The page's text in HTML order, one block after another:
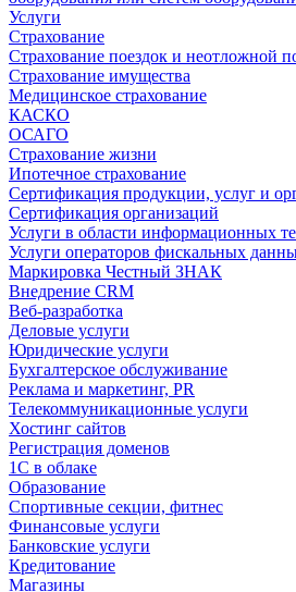
Услуги
Страхование
Страхование поездок и неотложной
Страхование имущества
Медицинское страхование
КАСКО
ОСАГО
Страхование жизни
Ипотечное страхование
Сертификация продукции, услуг и
Сертификация организаций
Услуги в области информационных
Услуги операторов фискальных
Маркировка Честный ЗНАК
Внедрение CRM
Веб-разработка
Деловые услуги
Юридические услуги
Бухгалтерское обслуживание
Реклама и маркетинг, PR
Телекоммуникационные услуги
Хостинг сайтов
Регистрация доменов
1С в облаке
Образование
Спортивные секции, фитнес
Финансовые услуги
Банковские услуги
Кредитование
Магазины